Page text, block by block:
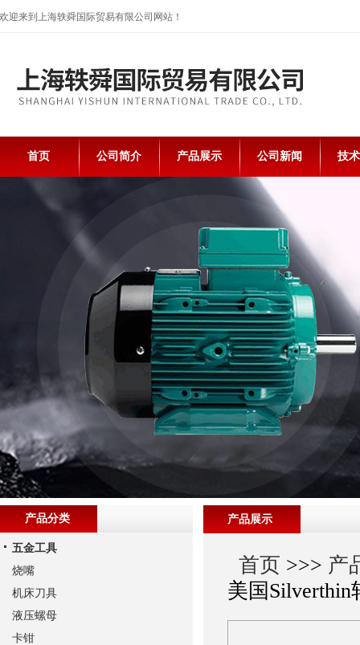
欢迎来到上海轶舜国际贸易有限公司网站！
首页 公司简介 产品展示 公司新闻 技
产品展示
首页 >>> 产
美国Silverthin
产品分类
五金工具
烧嘴
机床刀具
液压螺母
卡钳